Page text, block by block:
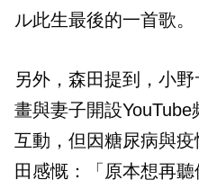
ル此生最後的一首歌。
另外，森田提到，小
畫與妻子開設
互動，但因糖尿病與
田感慨：「原本想再